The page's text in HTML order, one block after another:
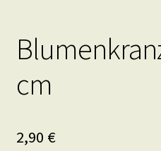
cm
2,90 €